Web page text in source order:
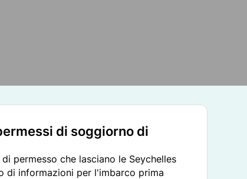
di soggiorno di
permesso che lasciano le Seychelles
di informazioni per l'imbarco prima